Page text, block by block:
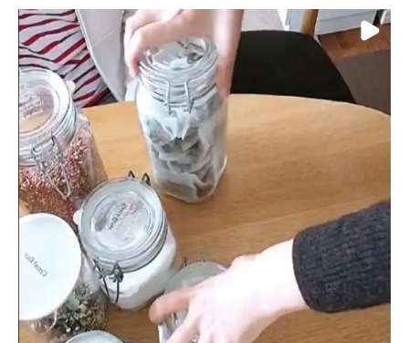
BLOG
BLOG ABOUT LETTER
ニュースレター
お問い合わせ